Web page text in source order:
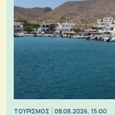
ΤΟΥΡΙΣΜΟΣ 08.08.2026, 15:00